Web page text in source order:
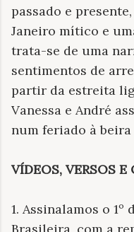
passado e
Janeiro mítico e
trata-se de uma
sentimentos de
partir da estreita
Vanessa e André
num feriado à
VÍDEOS, VERSOS E
1. Assinalamos o